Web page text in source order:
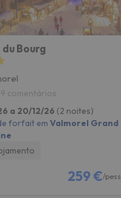
Bourg
comentários
a 20/12/26 (2 noites)
forfait em Valmorel Grand
259 €/pess.